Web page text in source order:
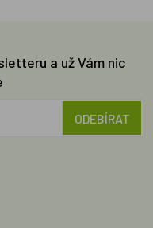
a už Vám nic
ODEBÍRAT